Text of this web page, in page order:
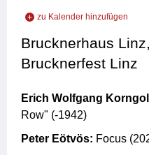
zu Kalender hinzufügen
zu Outlook hinzufügen
Brucknerhaus
Brucknerfest Linz
Erich Wolfgang
Row" (-1942)
Peter Eötvös: Focus